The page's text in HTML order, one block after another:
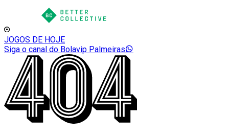
JOGOS DE HOJE
Siga o canal do Bolavip Palmeiras